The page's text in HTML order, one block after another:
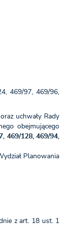
469/97, 469/96,
uchwały Rady
obejmującego
469/128, 469/94,
Planowania
z art. 18 ust. 1